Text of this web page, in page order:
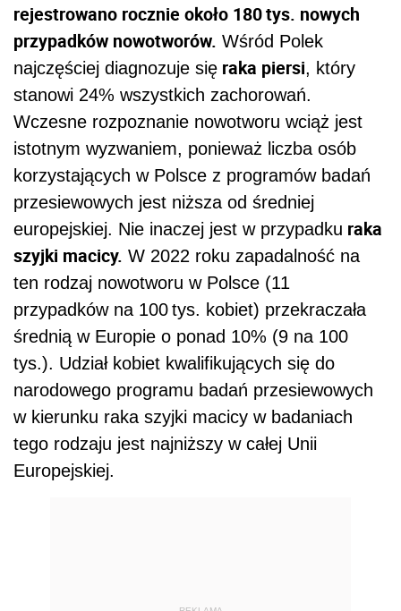
rejestrowano rocznie około 180 tys. nowych
przypadków nowotworów. Wśród Polek
najczęściej diagnozuje się raka piersi, który
stanowi 24% wszystkich zachorowań.
Wczesne rozpoznanie nowotworu wciąż jest
istotnym wyzwaniem, ponieważ liczba osób
korzystających w Polsce z programów badań
przesiewowych jest niższa od średniej
europejskiej. Nie inaczej jest w przypadku raka
szyjki macicy. W 2022 roku zapadalność na
ten rodzaj nowotworu w Polsce (11
przypadków na 100 tys. kobiet) przekraczała
średnią w Europie o ponad 10% (9 na 100
tys.). Udział kobiet kwalifikujących się do
narodowego programu badań przesiewowych
w kierunku raka szyjki macicy w badaniach
tego rodzaju jest najniższy w całej Unii
Europejskiej.